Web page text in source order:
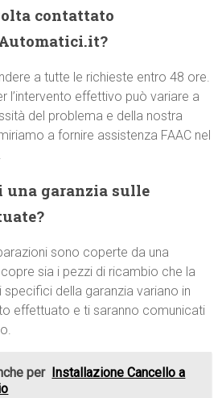
contattato
a tutte le richieste entro 48 ore.
l’intervento effettivo può variare a
del problema e della nostra
a fornire assistenza FAAC nel
una garanzia sulle
sono coperte da una
sia i pezzi di ricambio che la
della garanzia variano in
effettuato e ti saranno comunicati
per Installazione Cancello a